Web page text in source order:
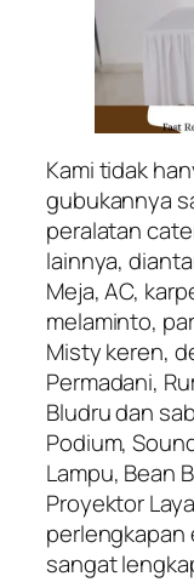
Kami tidak
gubukannya
peralatan
lainnya,
Meja, AC,
melaminto,
Misty keren,
Permadani,
Bludru dan
Podium,
Lampu, Bean
Proyektor
sangat